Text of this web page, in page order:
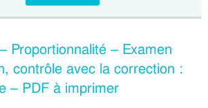
Proportionnalité – Examen
contrôle avec la correction :
– PDF à imprimer